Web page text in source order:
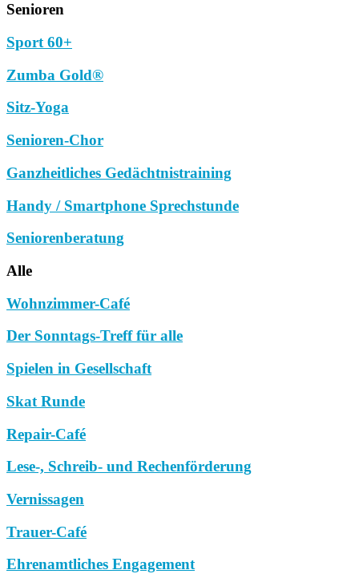
Senioren
Sport 60+
Zumba Gold®
Sitz-Yoga
Senioren-Chor
Ganzheitliches Gedächtnistraining
Handy / Smartphone Sprechstunde
Seniorenberatung
Alle
Wohnzimmer-Café
Der Sonntags-Treff für alle
Spielen in Gesellschaft
Skat Runde
Repair-Café
Lese-, Schreib- und Rechenförderung
Vernissagen
Trauer-Café
Ehrenamtliches Engagement